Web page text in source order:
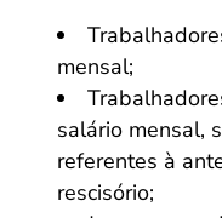
mensal;
salário mensal,
referentes à
rescisório;